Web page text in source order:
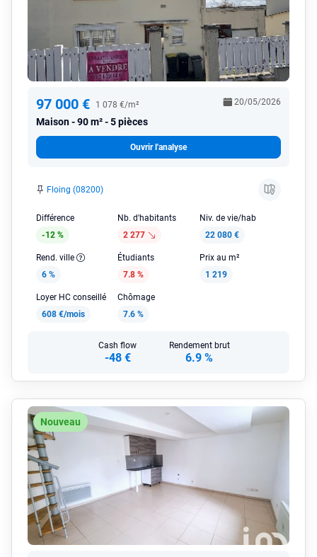
97 000 € 1 078 €/m²
Maison 90 m² - 5 pièces
20/05/2026
Ouvrir l'analyse
Floing (08200)
Différence
-12 %
Nb. d'habitants
2 277
Niv. de vie/hab
22 080 €
Rend. ville
6 %
Étudiants
7.8 %
Prix au m²
1 219
Loyer HC conseillé
608 €/mois
Chômage
7.6 %
Cash flow
-48 €
Rendement brut
6.9 %
Nouveau